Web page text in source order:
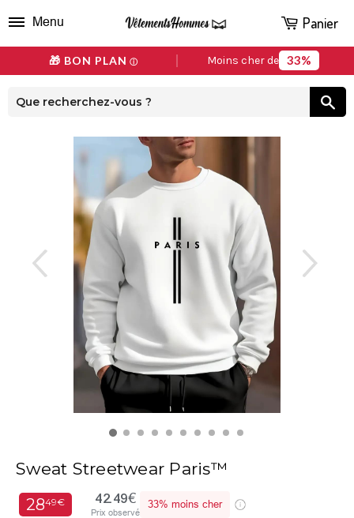
🎁 BON PLAN ⓘ Moins cher de 33%
Menu Panier
Sweat Streetwear Paris™
2849€ 42.49€
Prix observé
33% moins cher